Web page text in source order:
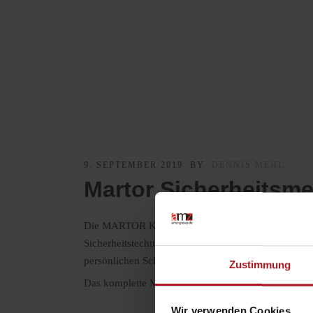
Zustimmung
9. SEPTEMBER 2019 BY
Martor
Die MARTOR KG aus Solingen ist der
Sicherheitstechniken leisten die Profi-Werkzeuge
persönlichen Schutzausrüstung in Industrie,
Das komplette Martor-Sortiment ist nun auch bei